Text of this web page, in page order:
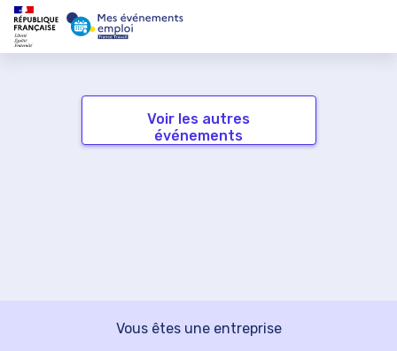
Voir les autres
événements
Vous êtes une entreprise